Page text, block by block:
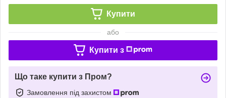
Купити
або
Купити з
Що таке купити з Пром?
Замовлення під захистом